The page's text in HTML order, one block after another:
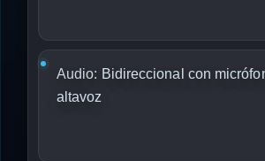
Audio: Bidireccional con
altavoz